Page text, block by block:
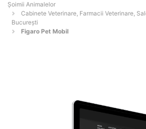
Şoimii Animalelor
Cabinete Veterinare, Farmacii Veterinare,
Bucureşti
Figaro Pet Mobil